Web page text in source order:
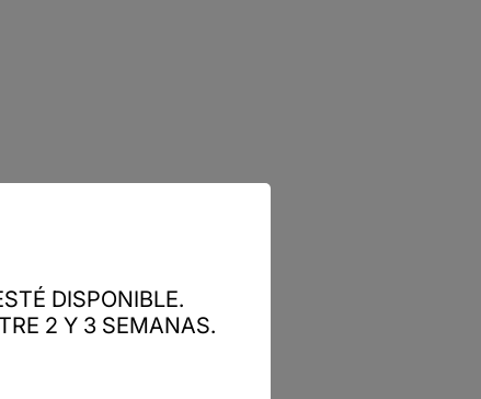
DISPONIBLE.
2 Y 3 SEMANAS.